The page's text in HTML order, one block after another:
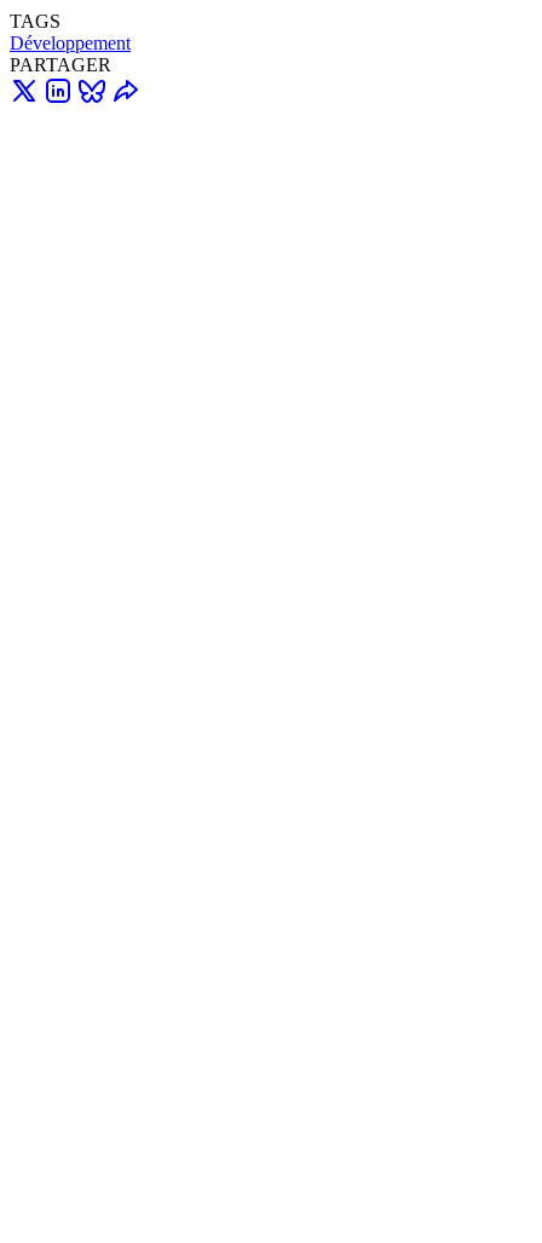
TAGS
Développement
PARTAGER